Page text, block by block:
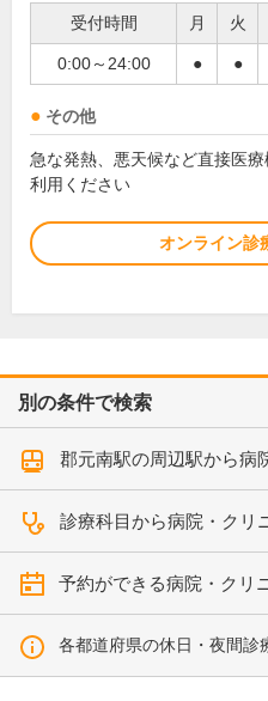
受付時間 月 火
0:00～24:00 ● ●
その他
急な発熱、悪天候など直接医
利用ください
オンライン診
別の条件で検索
郡元南駅の周辺駅から病
診療科目から病院・クリ
予約ができる病院・クリ
各都道府県の休日・夜間診